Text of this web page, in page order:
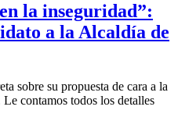
la inseguridad”:
a la Alcaldía de
sobre su propuesta de cara a la
contamos todos los detalles